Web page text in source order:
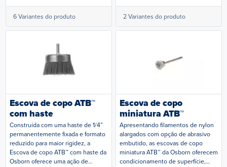
alta qualidade, preenchidos com
abrasivo de carbeto de silício, para
aumentar a eficácia e a vida útil da
6 Variantes do produto
rebarbação de superfícies planas.
As escovas são preenchidas com
filamentos impregnados, com a
para máxima durabilidade.
Observação: As escovas de 4"
filamentos.
2 Variantes do produto
Loading...
Escova de copo ATB™
com haste
Construída com uma haste de 1/4”
permanentemente fixada e formato
reduzido para maior rigidez, a
Escova de copo ATB™ com haste da
Osborn oferece uma ação de
Loading...
Escova de copo
miniatura ATB™
Apresentando filamentos de nylon
alargados com opção de abrasivo
embutido, as escovas de copo
miniatura ATB™ da Osborn oferecem
condicionamento de superfície,